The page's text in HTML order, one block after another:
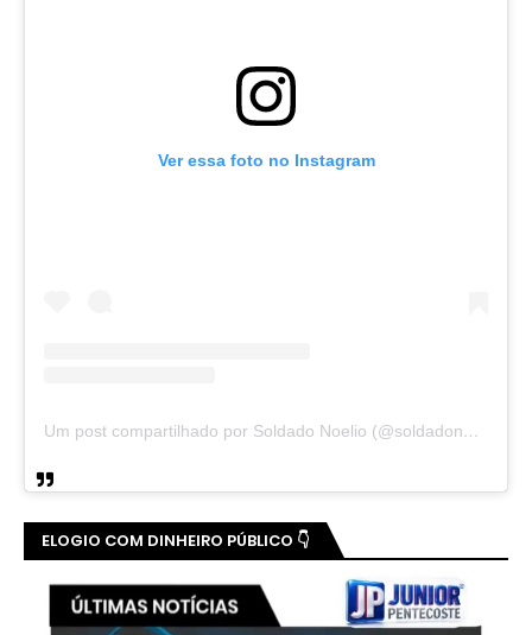
Ver essa foto no Instagram
Um post compartilhado por Soldado Noelio (@soldadonoelio)
ELOGIO COM DINHEIRO PÚBLICO 👇